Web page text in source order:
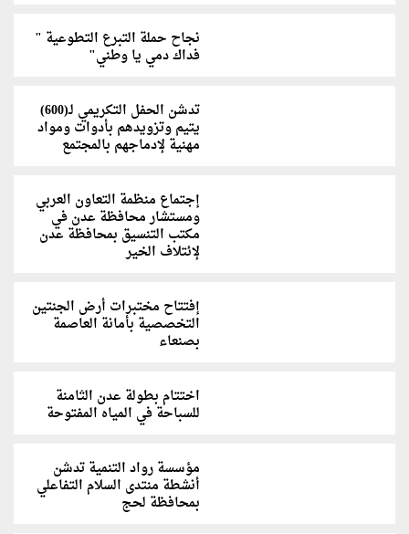
نجاح حملة التبرع التطوعية "
فداك دمي يا وطني"
تدشن الحفل التكريمي لـ(600)
يتيم وتزويدهم بأدوات ومواد
مهنية لإدماجهم بالمجتمع
إجتماع منظمة التعاون العربي
ومستشار محافظة عدن في
مكتب التنسيق بمحافظة عدن
لإئتلاف الخير
إفتتاح مختبرات أرض الجنتين
التخصصية بأمانة العاصمة
بصنعاء
اختتام بطولة عدن الثامنة
للسباحة في المياه المفتوحة
مؤسسة رواد التنمية تدشن
أنشطة منتدى السلام التفاعلي
بمحافظة لحج